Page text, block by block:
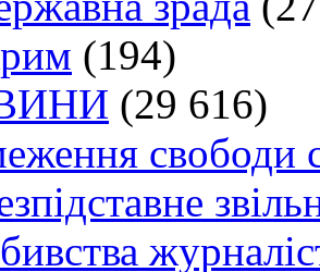
(194)
(29 616)
свободи